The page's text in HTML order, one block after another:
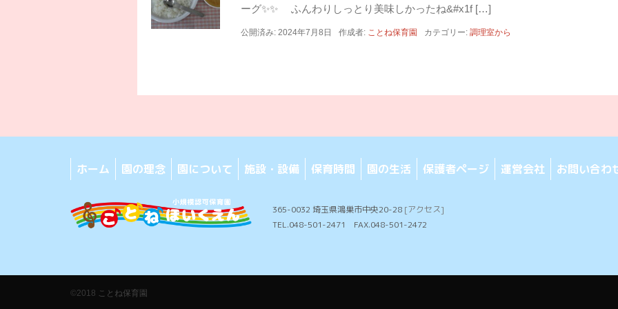
ーグ✨✨ ふんわりしっとり美味しかったね&#x1f […]
公開済み: 2024年7月8日 作成者: ことね保育園 カテゴリー:調理室から
ホーム 園の理念 園について 施設・設備 保育時間 園の生活 保護者ページ 運営会社 お問い合わ
365-0032 埼玉県鴻巣市中央20-28 [アクセス]
TEL.048-501-2471 FAX.048-501-2472
©2018 ことね保育園